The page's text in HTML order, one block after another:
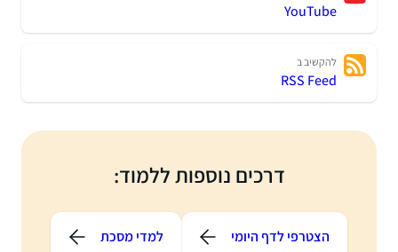
YouTube
להקשיב ב
RSS Feed
דרכים נוספות ללמוד:
הצטרפי לדף היומי למדי מסכת